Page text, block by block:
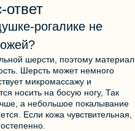
ответ
рогалике не
шерсти, поэтому материал
Шерсть может немного
микромассажу и
носить на босую ногу, Так
а небольшое покалывание
Если кожа чувствительная,